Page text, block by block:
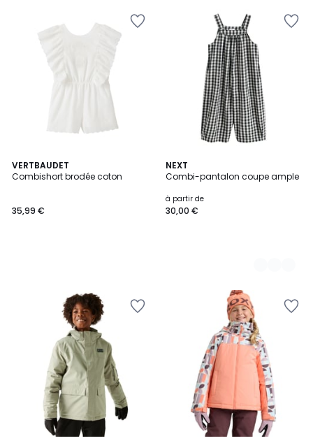
VERTBAUDET
Combishort brodée coton
35,99 €
NEXT
Combi-pantalon coupe ample
à partir de
30,00 €
3
Couleurs